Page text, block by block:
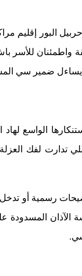
البور إقليم
يساءل ضمير سي
الواسع
تدارت لفك
رسمية أو
المسدودة على